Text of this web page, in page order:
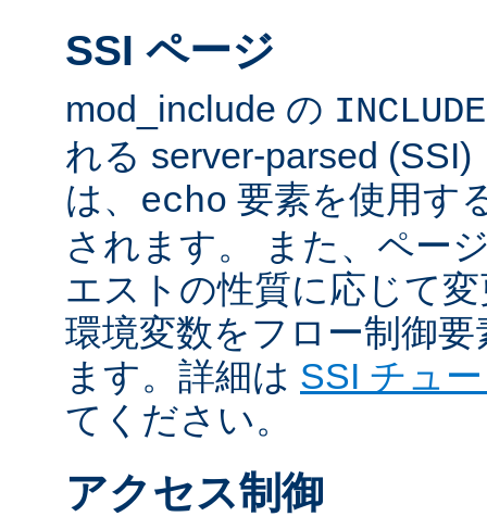
SSI ページ
mod_include の
れる server-parsed
は、 echo 要素を使用す
されます。 また、ペー
エストの性質に応じて
環境変数をフロー制御
ます。詳細は SSI チュ
てください。
アクセス制御